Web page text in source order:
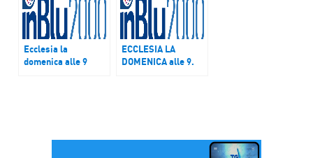
Ecclesia la
domenica alle 9
ECCLESIA LA
DOMENICA alle 9.